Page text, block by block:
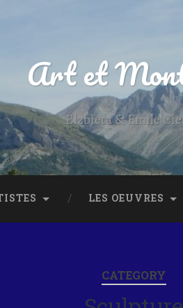
Art et
Elzbieta & Emile
LES OEUVRES
CATEGORY